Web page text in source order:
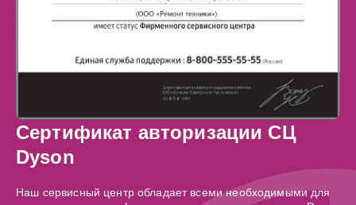
Сертификат авторизации СЦ
Dyson
Наш сервисный центр обладает всеми необходимыми для